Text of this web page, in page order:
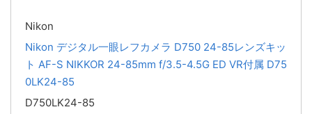
Nikon
Nikon デジタル一眼レフカメラ D750 24-85レンズキッ
ト AF-S NIKKOR 24-85mm f/3.5-4.5G ED VR付属 D75
0LK24-85
D750LK24-85